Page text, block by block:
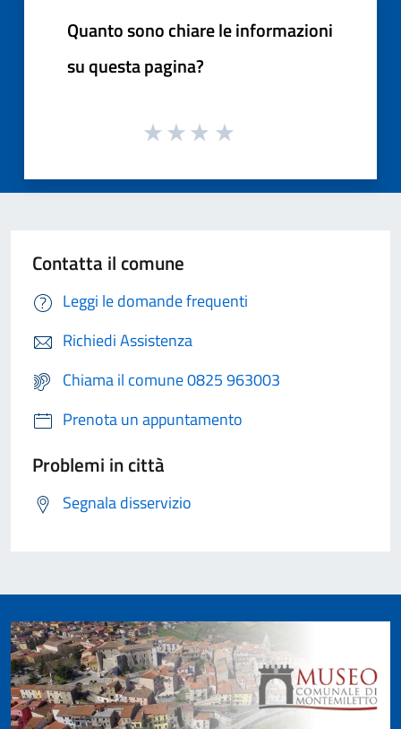
Quanto sono chiare le informazioni
su questa pagina?
Contatta il comune
Leggi le domande frequenti
Richiedi Assistenza
Chiama il comune 0825 963003
Prenota un appuntamento
Problemi in città
Segnala disservizio